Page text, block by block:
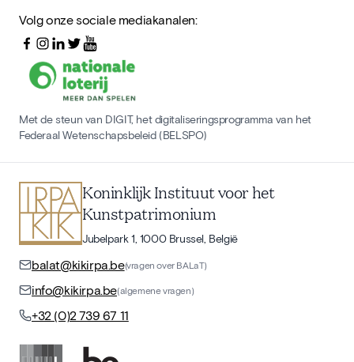
Volg onze sociale mediakanalen:
Met de steun van DIGIT, het digitaliseringsprogramma van het
Federaal Wetenschapsbeleid (BELSPO)
Koninklijk Instituut voor het
Kunstpatrimonium
Jubelpark 1, 1000 Brussel, België
balat@kikirpa.be(vragen over BALaT)
info@kikirpa.be(algemene vragen)
+32 (0)2 739 67 11